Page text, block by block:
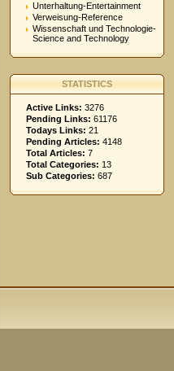
Unterhaltung-Entertainment
Verweisung-Reference
Wissenschaft und Technologie-
Science and Technology
STATISTICS
Active Links: 3276
Pending Links: 61176
Todays Links: 21
Pending Articles: 4148
Total Articles: 7
Total Categories: 13
Sub Categories: 687